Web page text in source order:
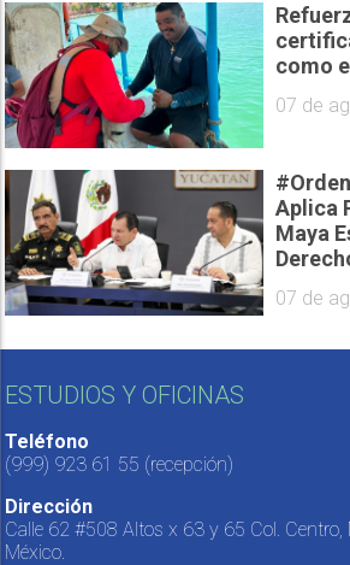
como
07 de
Aplica
Maya
07 de
ESTUDIOS Y OFICINAS
Teléfono
(999) 923 61 55 (recepción)
Dirección
Calle 62 #508 Altos x 63 y 65 Col. Centro,
México.